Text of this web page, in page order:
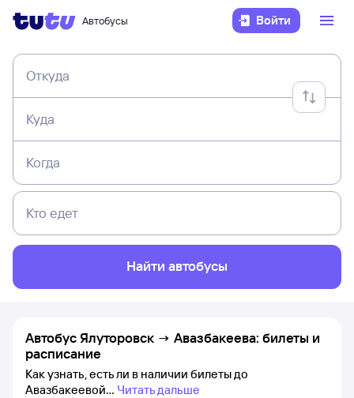
Автобусы Войти
Откуда
Куда
Когда
Кто едет
Найти автобусы
Автобус Ялуторовск → Авазбакеева: билеты и
расписание
Как узнать, есть ли в наличии билеты до
Авазбакеевой
Читать дальше